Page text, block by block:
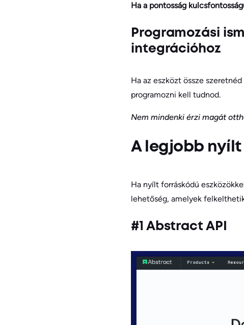
Ha a pontosság
Programozási
integrációhoz
Ha az eszközt össze
programozni kell tudnod.
Nem mindenki érzi magát
A legjobb nyílt
Ha nyílt forráskódú
lehetőség, amelyek
#1 Abstract API